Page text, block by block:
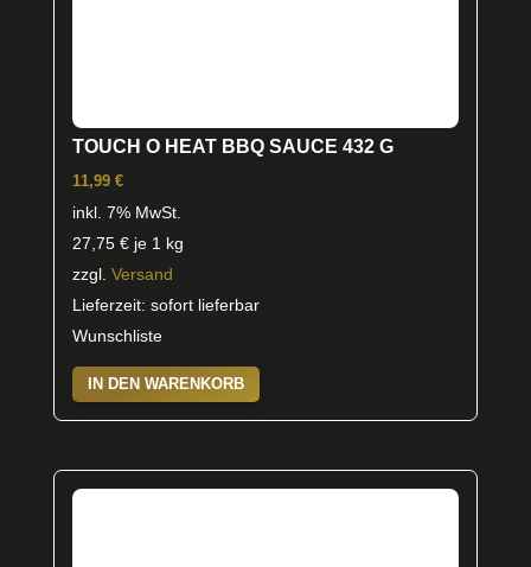
TOUCH O HEAT BBQ SAUCE 432 G
11,99 €
inkl. 7% MwSt.
27,75 €je 1 kg
zzgl. Versand
Lieferzeit: sofort lieferbar
Wunschliste
IN DEN WARENKORB